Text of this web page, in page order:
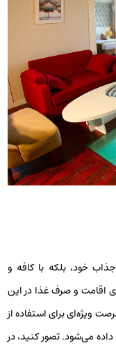
خود، بلکه با کافه و
اقامت و صرف غذا در این
ویژه‌ای برای استفاده از
می‌شود. تصور کنید، در